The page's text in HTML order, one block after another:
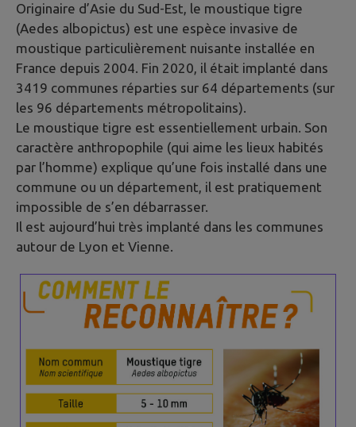
Originaire d’Asie du Sud-Est, le moustique tigre
(Aedes albopictus) est une espèce invasive de
moustique particulièrement nuisante installée en
France depuis 2004. Fin 2020, il était implanté dans
3419 communes réparties sur 64 départements (sur
les 96 départements métropolitains).
Le moustique tigre est essentiellement urbain. Son
caractère anthropophile (qui aime les lieux habités
par l’homme) explique qu’une fois installé dans une
commune ou un département, il est pratiquement
impossible de s’en débarrasser.
Il est aujourd’hui très implanté dans les communes
autour de Lyon et Vienne.